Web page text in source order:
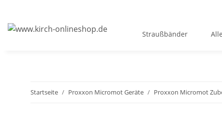
Straußbänder
Startseite Proxxon Micromot Geräte Proxxon Micromot